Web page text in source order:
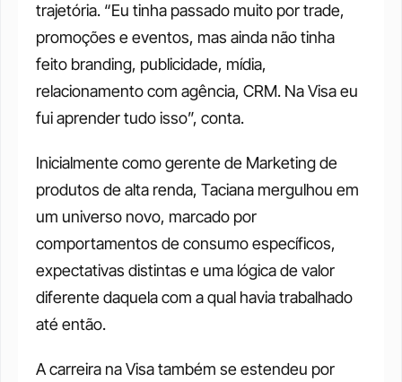
trajetória. “Eu tinha passado muito por trade,
promoções e eventos, mas ainda não tinha
feito branding, publicidade, mídia,
relacionamento com agência, CRM. Na Visa eu
fui aprender tudo isso”, conta.
Inicialmente como gerente de Marketing de
produtos de alta renda, Taciana mergulhou em
um universo novo, marcado por
comportamentos de consumo específicos,
expectativas distintas e uma lógica de valor
diferente daquela com a qual havia trabalhado
até então.
A carreira na Visa também se estendeu por